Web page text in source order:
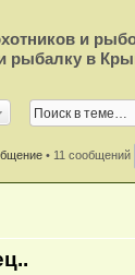
и
рыбалку в
• 11 сообщений